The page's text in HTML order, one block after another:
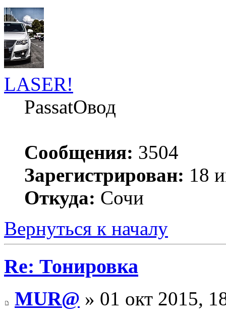
LASER!
PassatOвод
Сообщения: 3504
Зарегистрирован: 18
Откуда: Сочи
Вернуться к началу
Re: Тонировка
MUR@ » 01 окт 2015,